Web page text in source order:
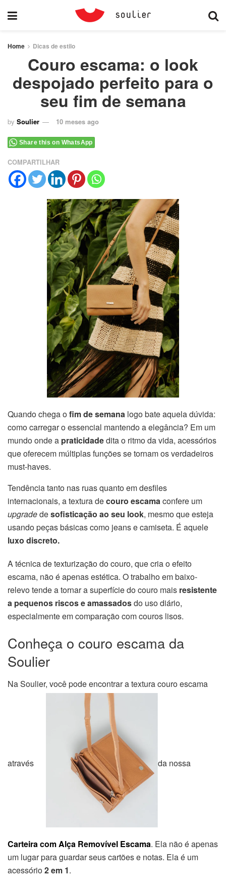
Home Dicas de estilo
Couro escama: o look
despojado perfeito para o
seu fim de semana
by Soulier 10 meses ago
Share this on WhatsApp
COMPARTILHAR
Quando chega ofim de semana logo bate aquela dúvida:
como carregar o essencial mantendo a elegância? Em um
mundo onde a praticidadedita o ritmo da vida, acessórios
que oferecem múltiplas funções se tornam os verdadeiros
must-haves.
Tendência tanto nas ruas quanto em desfiles
internacionais, a textura decouro escama confere um
upgradedesofisticação ao seu look, mesmo que esteja
usando peças básicas como jeans e camiseta. É aquele
luxo discreto.
A técnica de texturização do couro, que cria o efeito
escama, não é apenas estética. O trabalho em baixo-
relevo tende a tornar a superfície do couro mais resistente
a pequenos riscos e amassadosdo uso diário,
especialmente em comparação com couros lisos.
Conheça o couro escama da
Soulier
Na Soulier, você pode encontrar a textura couro escama
através da nossa
Carteira com Alça Removível Escama. Ela não é apenas
um lugar para guardar seus cartões e notas. Ela é um
acessório2 em 1.